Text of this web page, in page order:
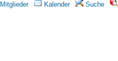
Mitglieder Kalender Suche